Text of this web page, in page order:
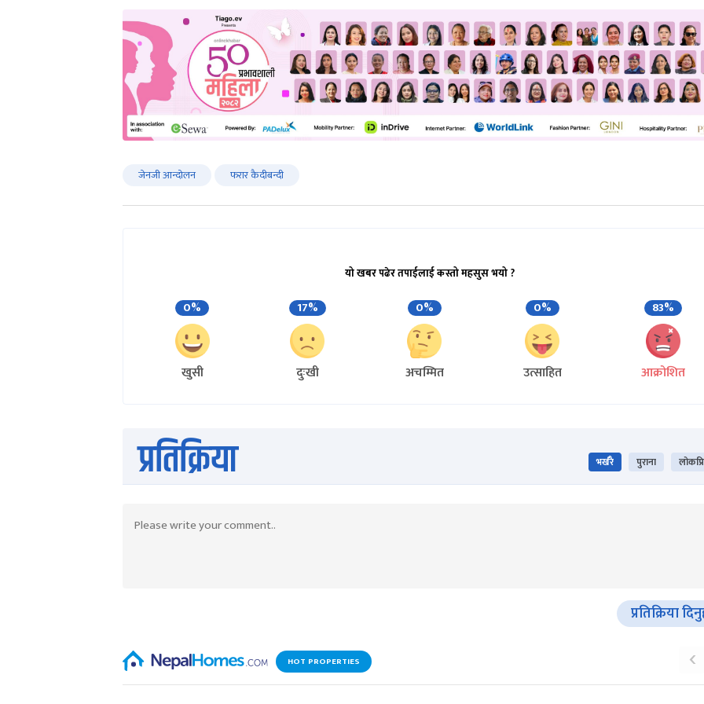
जेनजी आन्दोलन फरार कैदीबन्दी
यो खबर पढेर तपाईलाई कस्तो महसुस भयो ?
0%
खुसी
17%
दुःखी
0%
अचम्मित
0%
उत्साहित
83%
आक्रोशित
प्रतिक्रिया भर्खरै पुराना
प्रतिक्रिया
HOT PROPERTIES ‹